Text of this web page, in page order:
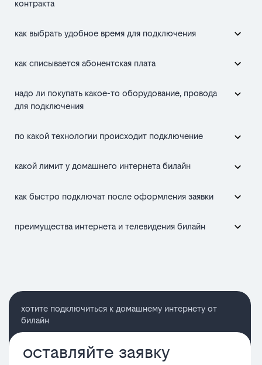
контракта
как выбрать удобное время для подключения
как списывается абонентская плата
надо ли покупать какое-то оборудование, провода
для подключения
по какой технологии происходит подключение
какой лимит у домашнего интернета билайн
как быстро подключат после оформления заявки
преимущества интернета и телевидения билайн
хотите подключиться к домашнему интернету от
билайн
оставляйте заявку